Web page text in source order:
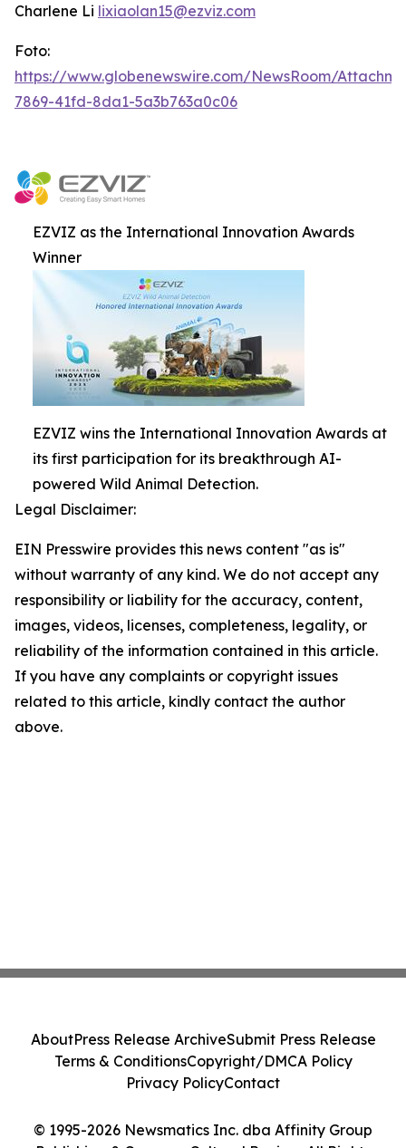
Charlene Li lixiaolan15@ezviz.com
Foto:
https://www.globenewswire.com/NewsRoom/
7869-41fd-8da1-5a3b763a0c06
EZVIZ as the International Innovation Awards
Winner
EZVIZ wins the International Innovation Awards at
its first participation for its breakthrough AI-
powered Wild Animal Detection.
Legal Disclaimer:
EIN Presswire provides this news content "as is"
without warranty of any kind. We do not accept any
responsibility or liability for the accuracy, content,
images, videos, licenses, completeness, legality, or
reliability of the information contained in this article.
If you have any complaints or copyright issues
related to this article, kindly contact the author
above.
© 1995-2026 Newsmatics Inc. dba Affinity Group
AboutPress Release ArchiveSubmit Press Release
Terms & ConditionsCopyright/DMCA Policy
Privacy PolicyContact